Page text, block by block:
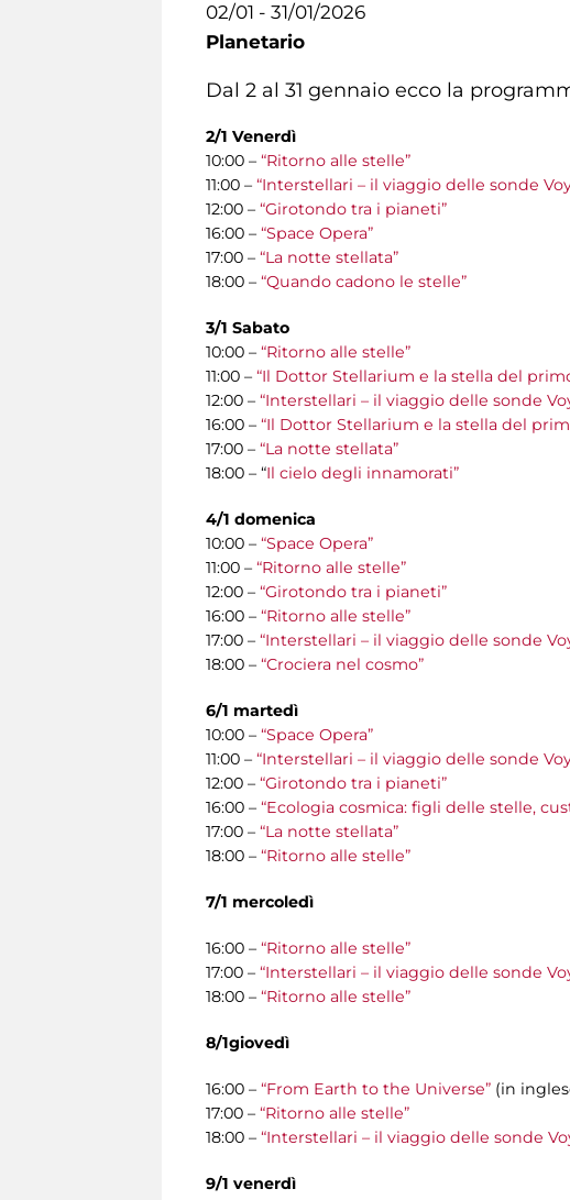
02/01 - 31/01/2026
Planetario
Dal 2 al 31 gennaio ecco la
2/1 Venerdì
10:00 – “Ritorno alle stelle”
11:00 – “Interstellari – il viaggio delle sonde
12:00 – “Girotondo tra i pianeti”
16:00 – “Space Opera”
17:00 – “La notte stellata”
18:00 – “Quando cadono le stelle”
3/1 Sabato
10:00 – “Ritorno alle stelle”
11:00 – “Il Dottor Stellarium e la stella del
12:00 – “Interstellari – il viaggio delle sonde
16:00 – “Il Dottor Stellarium e la stella del
17:00 – “La notte stellata”
18:00 – “Il cielo degli innamorati”
4/1 domenica
10:00 – “Space Opera”
11:00 – “Ritorno alle stelle”
12:00 – “Girotondo tra i pianeti”
16:00 – “Ritorno alle stelle”
17:00 – “Interstellari – il viaggio delle sonde
18:00 – “Crociera nel cosmo”
6/1 martedì
10:00 – “Space Opera”
11:00 – “Interstellari – il viaggio delle sonde
12:00 – “Girotondo tra i pianeti”
16:00 – “Ecologia cosmica: figli delle stelle,
17:00 – “La notte stellata”
18:00 – “Ritorno alle stelle”
7/1 mercoledì
16:00 – “Ritorno alle stelle”
17:00 – “Interstellari – il viaggio delle sonde
18:00 – “Ritorno alle stelle”
8/1giovedì
16:00 – “From Earth to the Universe” (in
17:00 – “Ritorno alle stelle”
18:00 – “Interstellari – il viaggio delle sonde
9/1 venerdì